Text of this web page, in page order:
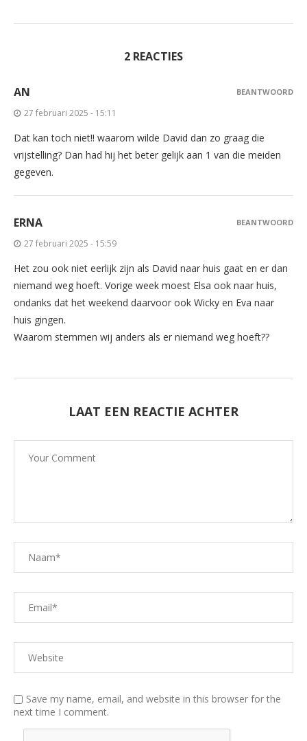
2 REACTIES
AN
27 februari 2025 - 15:11
Dat kan toch niet!! waarom wilde David dan zo graag die
vrijstelling? Dan had hij het beter gelijk aan 1 van die meiden
gegeven.
BEANTWOORD
ERNA
27 februari 2025 - 15:59
Het zou ook niet eerlijk zijn als David naar huis gaat en er dan
niemand weg hoeft. Vorige week moest Elsa ook naar huis,
ondanks dat het weekend daarvoor ook Wicky en Eva naar
huis gingen.
Waarom stemmen wij anders als er niemand weg hoeft??
BEANTWOORD
LAAT EEN REACTIE ACHTER
Save my name, email, and website in this browser for the
next time I comment.